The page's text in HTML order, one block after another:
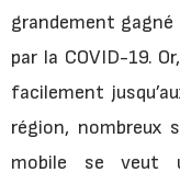
grandement
par la COVID-19.
facilement
région, nombreux
mobile se veut